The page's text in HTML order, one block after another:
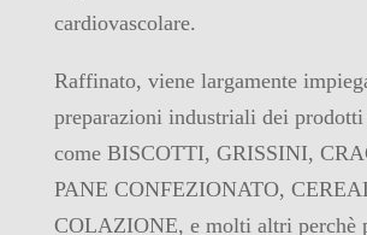
cardiovascolare.
Raffinato, viene largamente
preparazioni industriali dei
come BISCOTTI, GRISSINI,
PANE CONFEZIONATO,
COLAZIONE, e molti altri perchè